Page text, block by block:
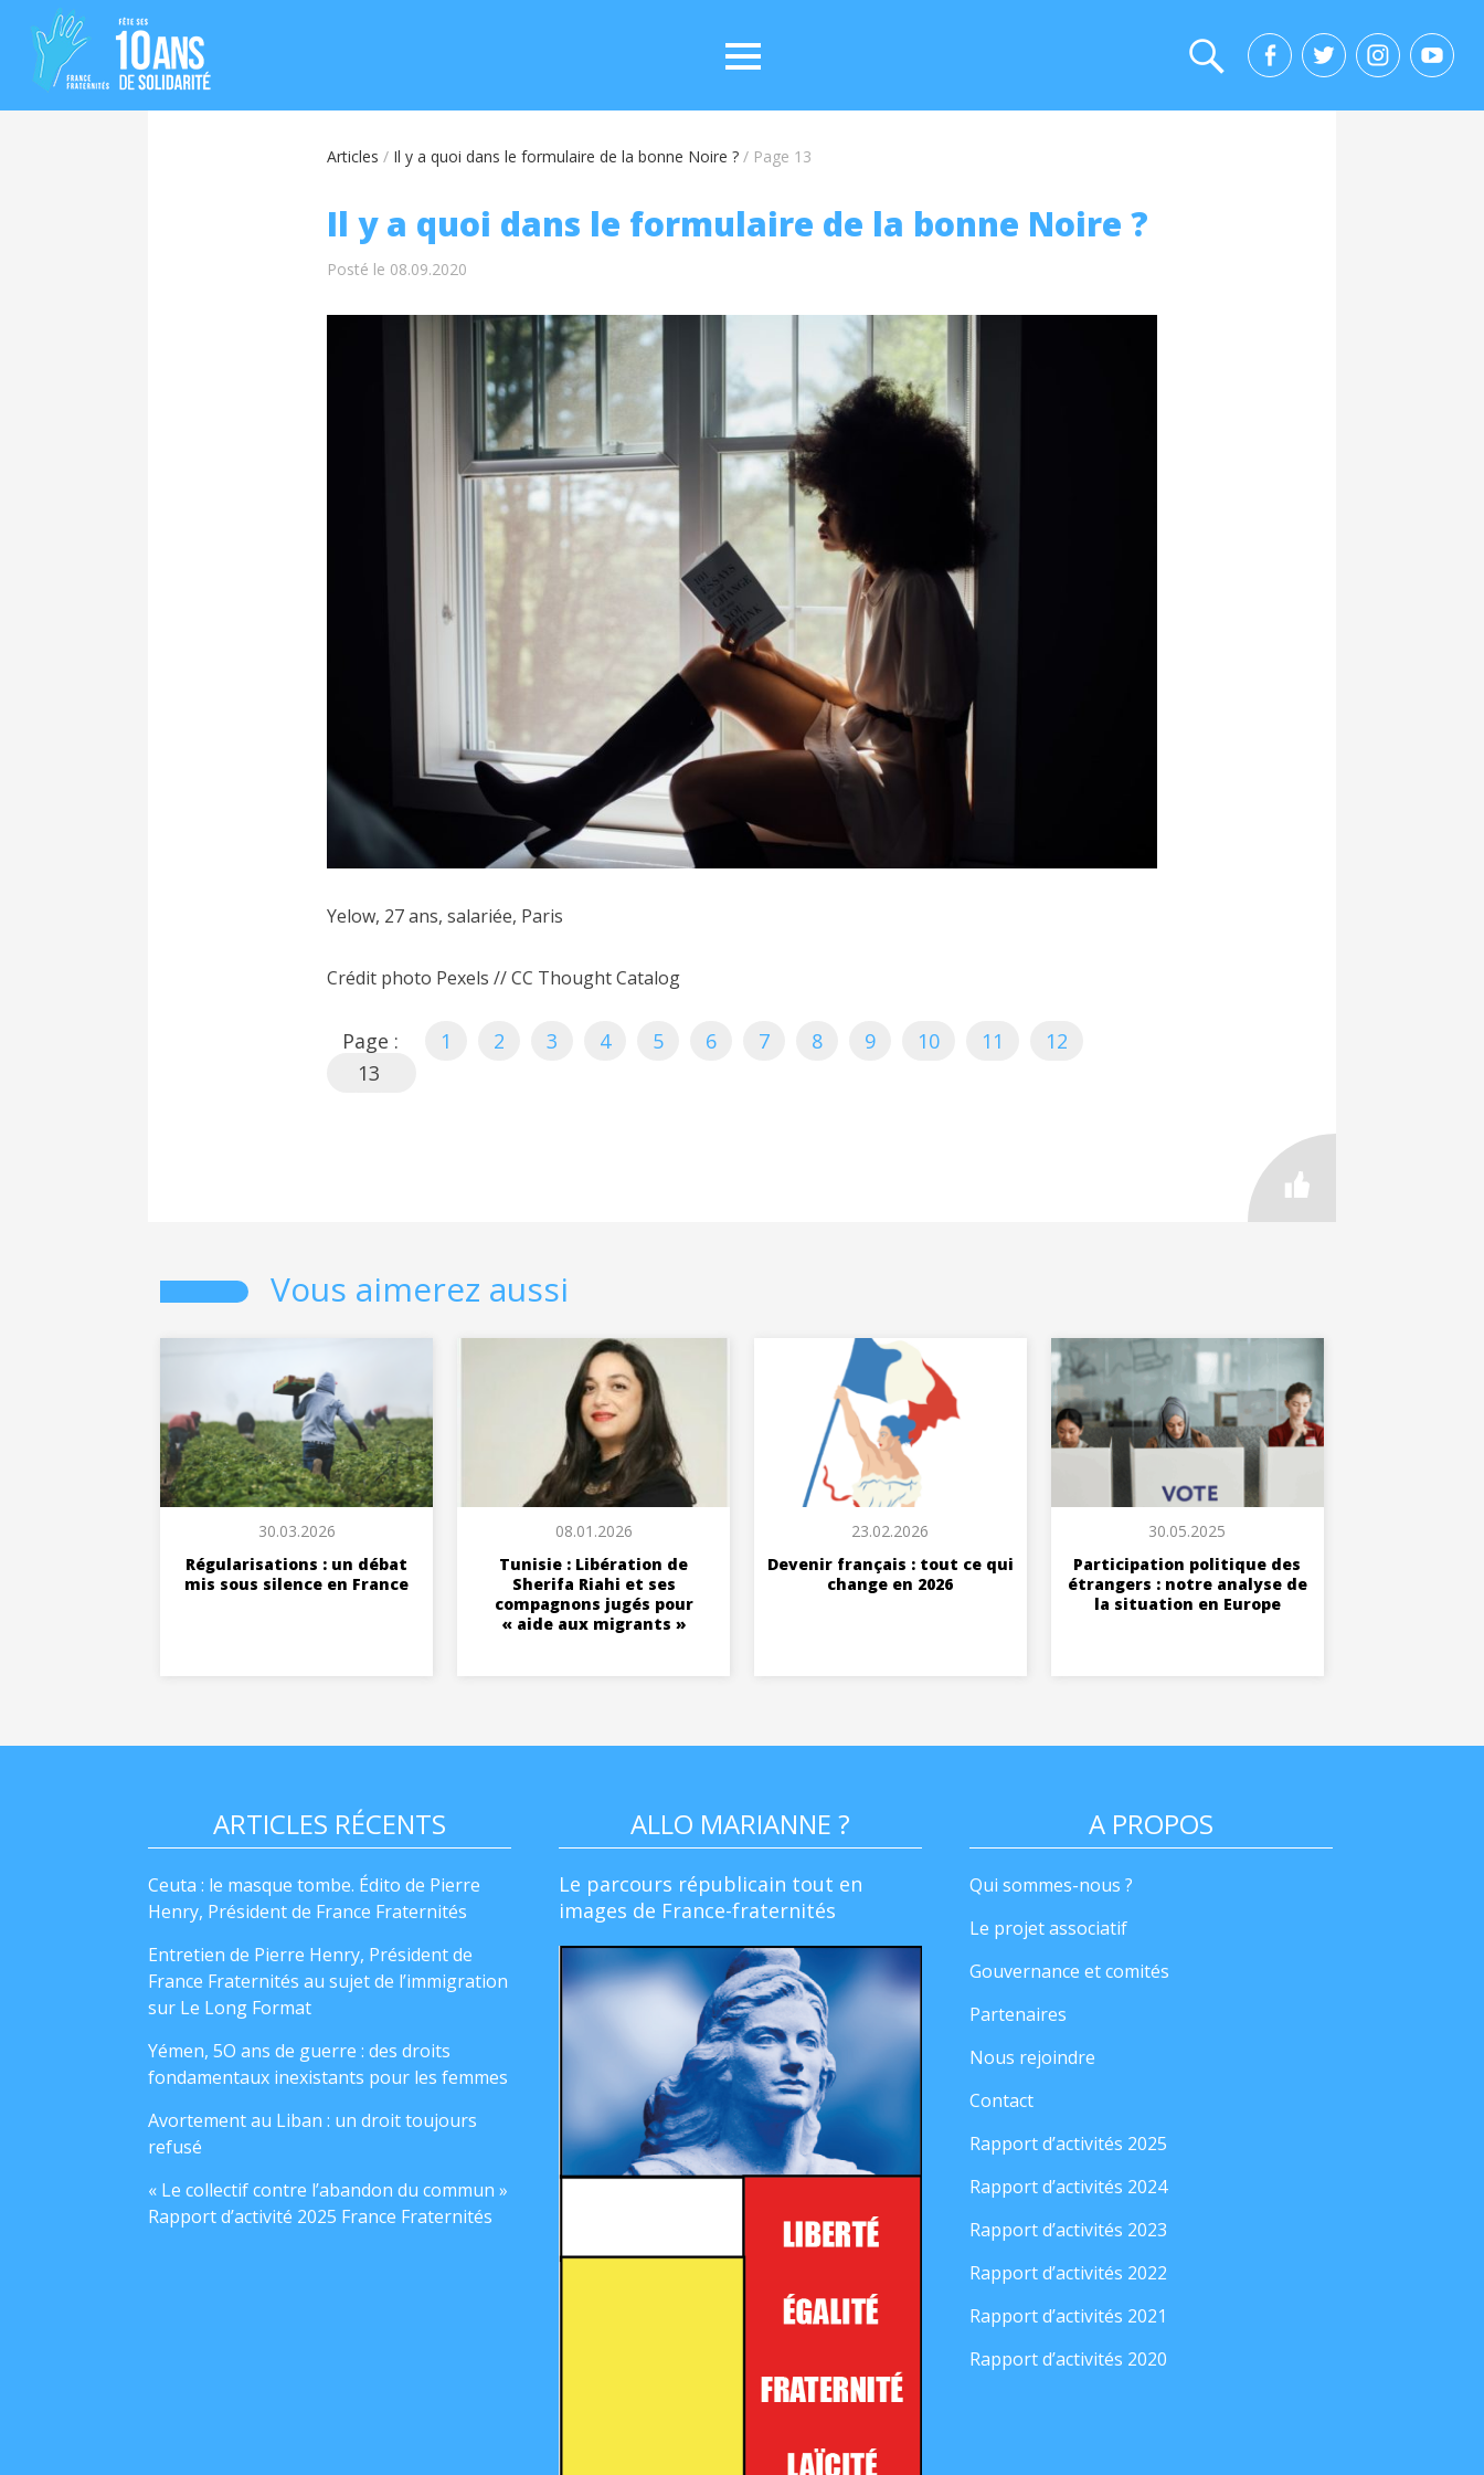
Articles / Il y a quoi dans le formulaire de la bonne Noire ?/ Page 13
Il y a quoi dans le formulaire de la bonne Noire ?
Posté le 08.09.2020
Yelow, 27 ans, salariée, Paris
Crédit photo Pexels // CC Thought Catalog
Page : 1 2 3 4 5 6 7 8 9 10 11
12
13
Vous aimerez aussi
30.03.2026
Régularisations : un débat
mis sous silence en France
08.01.2026
Tunisie : Libération de
Sherifa Riahi et ses
compagnons jugés pour
« aide aux migrants »
23.02.2026
Devenir français : tout ce qui
change en 2026
30.05.2025
Participation politique des
étrangers : notre analyse de
la situation en Europe
ARTICLES RÉCENTS
Ceuta : le masque tombe. Édito de Pierre
Henry, Président de France Fraternités
Entretien de Pierre Henry, Président de
France Fraternités au sujet de l’immigration
sur Le Long Format
Yémen, 5O ans de guerre : des droits
fondamentaux inexistants pour les femmes
Avortement au Liban : un droit toujours
refusé
« Le collectif contre l’abandon du commun »
Rapport d’activité 2025 France Fraternités
ALLO MARIANNE ?
Le parcours républicain tout en
images de France-fraternités
A PROPOS
Qui sommes-nous ?
Le projet associatif
Gouvernance et comités
Partenaires
Nous rejoindre
Contact
Rapport d’activités 2025
Rapport d’activités 2024
Rapport d’activités 2023
Rapport d’activités 2022
Rapport d’activités 2021
Rapport d’activités 2020